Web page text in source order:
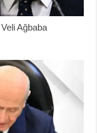
Ağbaba